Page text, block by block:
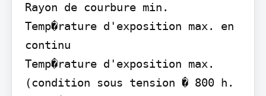
Rayon de courbure min.
Temp�rature d'exposition max. en
continu
Temp�rature d'exposition max.
(condition sous tension � 800 h.